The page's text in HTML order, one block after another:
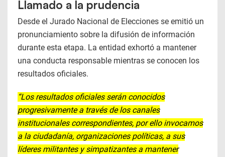
Llamado a la prudencia
Desde el Jurado Nacional de Elecciones se emitió un
pronunciamiento sobre la difusión de información
durante esta etapa. La entidad exhortó a mantener
una conducta responsable mientras se conocen los
resultados oficiales.
“Los resultados oficiales serán conocidos
progresivamente a través de los canales
institucionales correspondientes, por ello invocamos
a la ciudadanía, organizaciones políticas, a sus
líderes militantes y simpatizantes a mantener